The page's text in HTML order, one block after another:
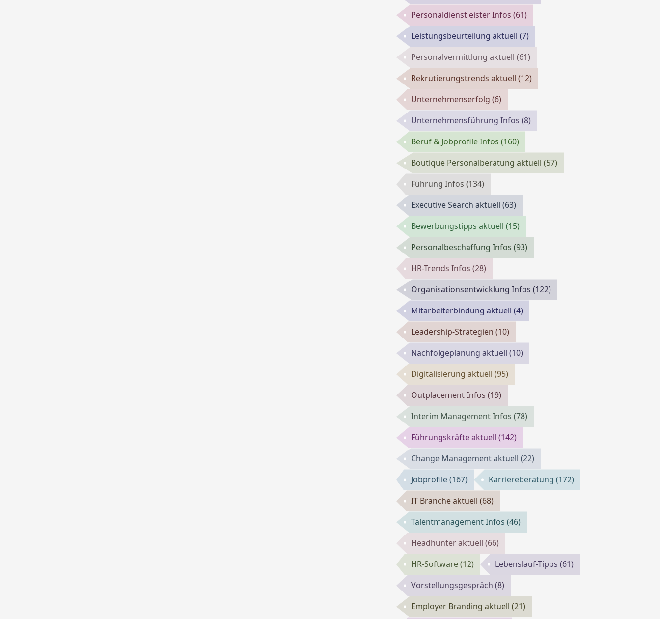
Personaldienstleister Infos (61)
Leistungsbeurteilung aktuell (7)
Personalvermittlung aktuell (61)
Rekrutierungstrends aktuell (12)
Unternehmenserfolg (6)
Unternehmensführung Infos (8)
Beruf & Jobprofile Infos (160)
Boutique Personalberatung aktuell (57)
Führung Infos (134)
Executive Search aktuell (63)
Bewerbungstipps aktuell (15)
Personalbeschaffung Infos (93)
HR-Trends Infos (28)
Organisationsentwicklung Infos (122)
Mitarbeiterbindung aktuell (4)
Leadership-Strategien (10)
Nachfolgeplanung aktuell (10)
Digitalisierung aktuell (95)
Outplacement Infos (19)
Interim Management Infos (78)
Führungskräfte aktuell (142)
Change Management aktuell (22)
Jobprofile(167) Karriereberatung (172)
IT Branche aktuell (68)
Talentmanagement Infos (46)
Headhunter aktuell (66)
HR-Software(12) Lebenslauf-Tipps (61)
Vorstellungsgespräch (8)
Employer Branding aktuell (21)